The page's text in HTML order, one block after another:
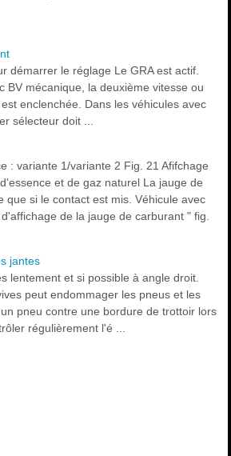
démarrer le réglage Le GRA est actif.
BV mécanique, la deuxième vitesse ou
enclenchée. Dans les véhicules avec
sélecteur doit ...
: variante 1/variante 2 Fig. 21 Afifchage
et de gaz naturel La jauge de
que si le contact est mis. Véhicule avec
de la jauge de carburant " fig.
jantes
lentement et si possible à angle droit.
peut endommager les pneus et les
pneu contre une bordure de trottoir lors
régulièrement l'é ...